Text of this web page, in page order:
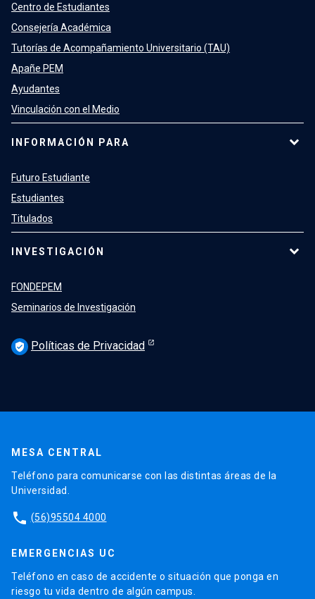
Centro de Estudiantes
Consejería Académica
Tutorías de Acompañamiento Universitario (TAU)
Apañe PEM
Ayudantes
Vinculación con el Medio
INFORMACIÓN PARA
Futuro Estudiante
Estudiantes
Titulados
INVESTIGACIÓN
FONDEPEM
Seminarios de Investigación
verified_user Políticas de Privacidad
MESA CENTRAL
Teléfono para comunicarse con las distintas áreas de la
Universidad.
phone (56)95504 4000
EMERGENCIAS UC
Teléfono en caso de accidente o situación que ponga en
riesgo tu vida dentro de algún campus.